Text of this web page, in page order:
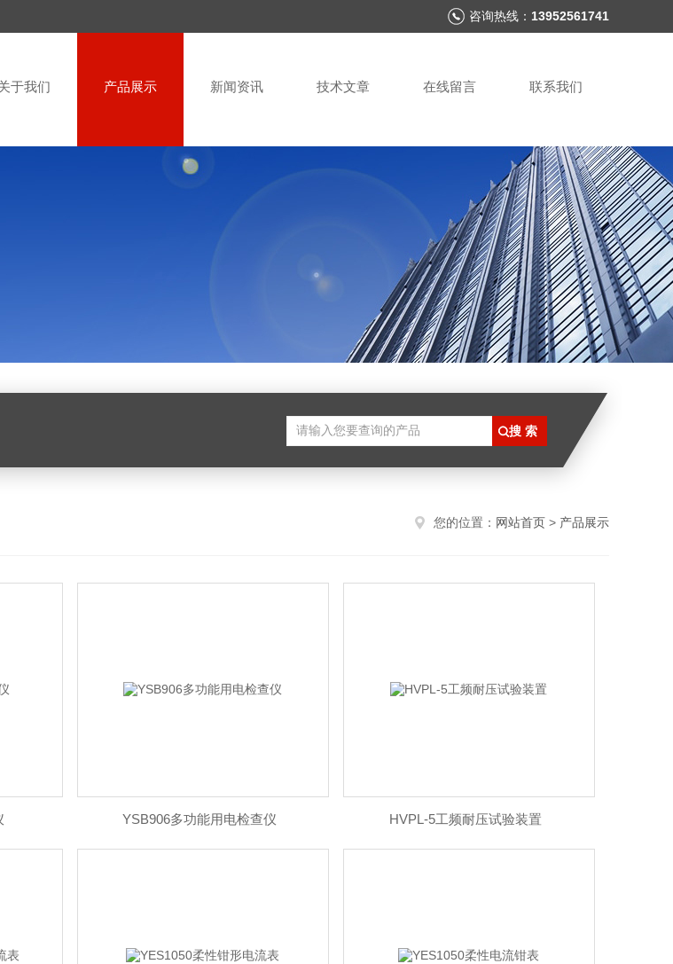
咨询热线： 13952561741
于我们 产品展示 新闻资讯 技术文章 在线留言 联系我们
您的位置： 网站首页 > 产品展示
YSB906多功能用电检查仪 HVPL-5工频耐压试验装置